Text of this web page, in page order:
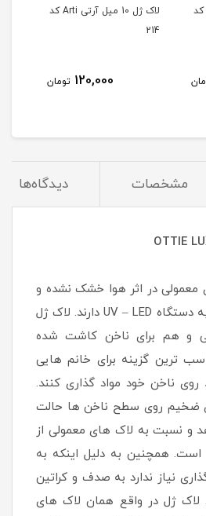
لاک ژل 10 میل آرتی Arti کد
لاک ژل 10 میل آرتی Arti کد
214
120,000 تومان
مشخصات دیدگاه‌ها
معمولی در اثر هوا خشک نشده و
برای خشک شدن نیاز به دستگاه UV – LED دارند. لاک ژل
و هم برای ناخن کاشت شده
ترین گزینه برای خانم هایی
ناخن خود مواد گذاری کنند.
ضخیم روی سطح ناخن ها حالت
و نسبت به لاک های معمولی از
است. همچنین به دلیل اینکه به
نیاز ندارد به صدف و کراتین
ژل در واقع همان لاک های